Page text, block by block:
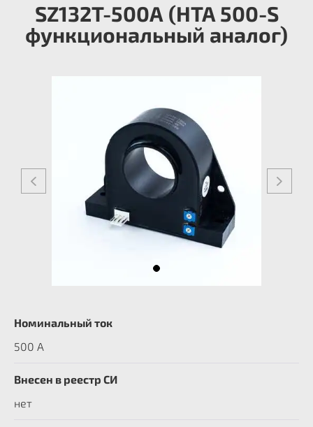
SZ132T-500А (HTA 500-S
функциональный аналог)
Номинальный ток
500 А
Внесен в реестр СИ
нет